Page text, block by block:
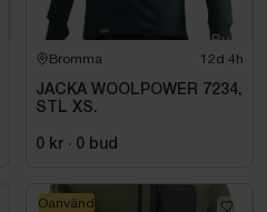
Bromma 12d 4h
JACKA WOOLPOWER 7234,
STL XS.
0 kr · 0 bud
Oanvänd